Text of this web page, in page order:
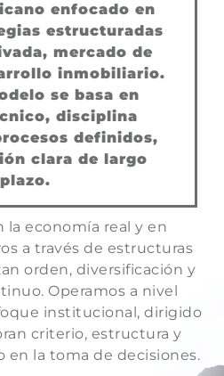
enfocado en
estructuradas
mercado de
inmobiliario.
se basa en
disciplina
definidos,
clara de largo
plazo.
la economía real y en
a través de estructuras
orden, diversificación y
Operamos a nivel
institucional, dirigido
criterio, estructura y
la toma de decisiones.